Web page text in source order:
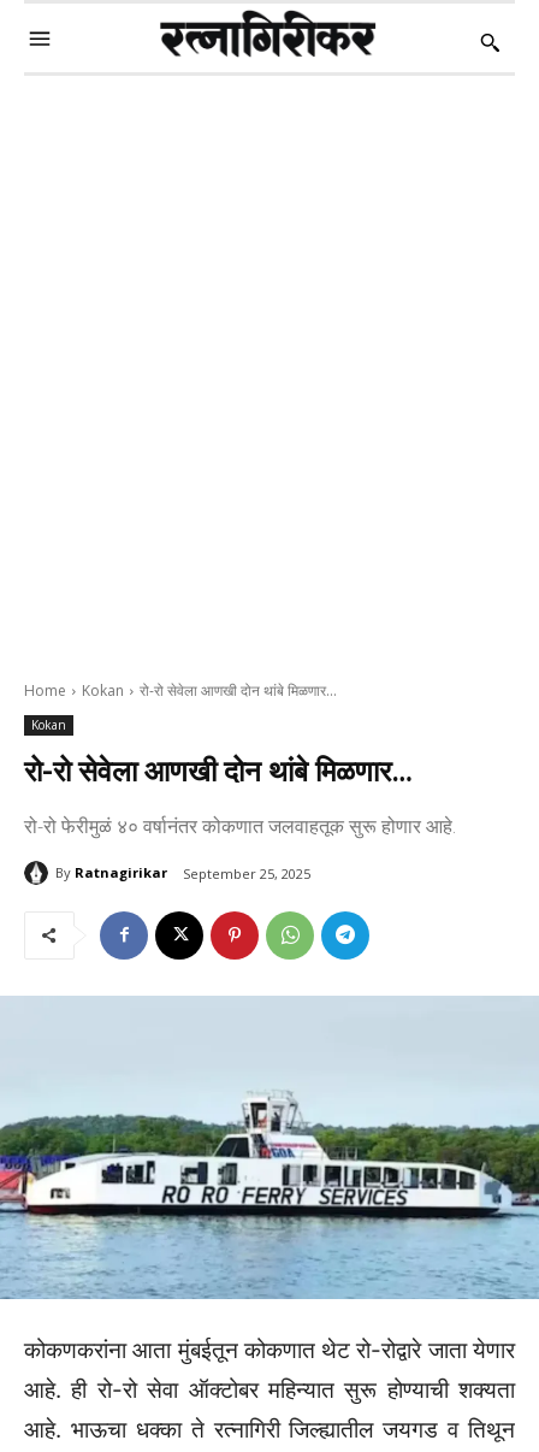
Home Kokan रो-रो सेवेला आणखी दोन थांबे मिळणार…
Kokan
रो-रो सेवेला आणखी दोन थांबे मिळणार…
रो-रो फेरीमुळं ४० वर्षानंतर कोकणात जलवाहतूक सुरू होणार आहे.
By Ratnagirikar September 25, 2025
कोकणकरांना आता मुंबईतून कोकणात थेट रो-रोद्वारे जाता येणार
आहे. ही रो-रो सेवा ऑक्टोबर महिन्यात सुरू होण्याची शक्यता
आहे. भाऊचा धक्का ते रत्नागिरी जिल्ह्यातील जयगड व तिथून